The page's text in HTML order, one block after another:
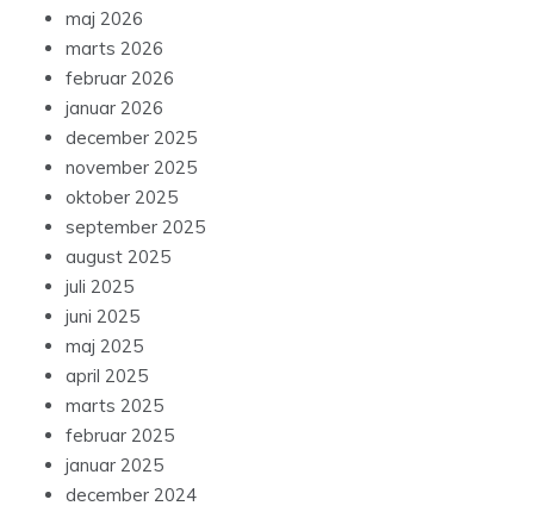
maj 2026
marts 2026
februar 2026
januar 2026
december 2025
november 2025
oktober 2025
september 2025
august 2025
juli 2025
juni 2025
maj 2025
april 2025
marts 2025
februar 2025
januar 2025
december 2024